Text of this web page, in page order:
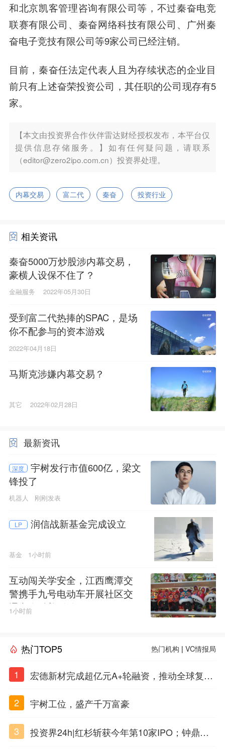
和北京凯客管理咨询有限公司等，不过秦奋电竞
联赛有限公司、秦奋网络科技有限公司、广州秦
奋电子竞技有限公司等9家公司已经注销。
目前，秦奋任法定代表人且为存续状态的企业目
前只有上述奋荣投资公司，其任职的公司现存有5
家。
【本文由投资界合作伙伴雷达财经授权发布，本平台仅
提供信息存储服务。】如有任何疑问题，请联系
（editor@zero2ipo.com.cn）投资界处理。
内幕交易 富二代 秦奋 投资行业
相关资讯
秦奋5000万炒股涉内幕交易，
豪横人设保不住了？
金融服务 2022年05月30日
受到富二代热捧的SPAC，是场
你不配参与的资本游戏
2022年04月18日
马斯克涉嫌内幕交易？
其它 2022年02月28日
最新资讯
深度
宇树发行市值600亿，梁文
锋投了
机器人 刚刚发表
LP 润信战新基金完成设立
基金 1小时前
互动闯关学安全，江西鹰潭交
警携手九号电动车开展社区交
通安全科普活动
1小时前
热门TOP5 热门机构 |VC情报局
1
宏德新材完成超亿元A+轮融资，推动全球复合
2
宇树工位，盛产千万富豪
3
投资界24h|红杉斩获今年第10家IPO；钟鼎投